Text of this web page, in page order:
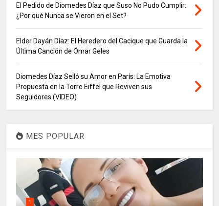
El Pedido de Diomedes Díaz que Suso No Pudo Cumplir:
¿Por qué Nunca se Vieron en el Set?
Elder Dayán Díaz: El Heredero del Cacique que Guarda la
Última Canción de Ómar Geles
Diomedes Díaz Selló su Amor en París: La Emotiva
Propuesta en la Torre Eiffel que Reviven sus
Seguidores (VIDEO)
MES POPULAR
1